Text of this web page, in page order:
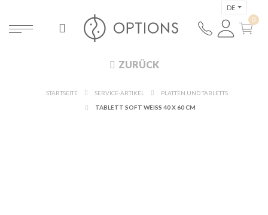
DE
ZURÜCK
STARTSEITE SERVICE-ARTIKEL
PLATTEN UND TABLETTS
TABLETT SOFT WEISS 40 X 60 CM